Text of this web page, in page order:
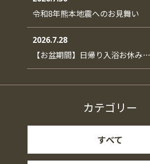
令和8年熊本地震へのお見舞い
2026.7.28
【お盆期間】日帰り入浴お休み…
カテゴリー
すべて